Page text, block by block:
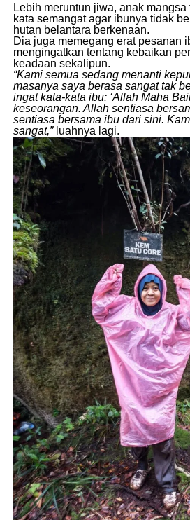
​Lebih meruntun jiwa, anak
kata semangat agar ibunya tidak
hutan belantara berkenaan.
​Dia juga memegang erat pesanan
mengingatkan tentang kebaikan
keadaan sekalipun.
“Kami semua sedang menanti
masanya saya berasa sangat tak
ingat kata-kata ibu: ‘Allah Maha
keseorangan. Allah sentiasa
sentiasa bersama ibu dari sini.
sangat,”luahnya lagi.